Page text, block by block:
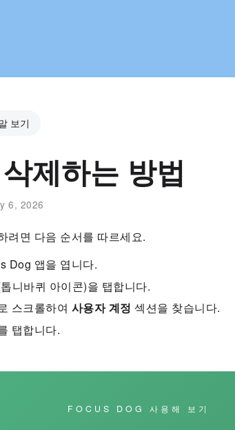
보기
제하는 방법
6, 2026
려면 다음 순서를 따르세요.
Dog 앱을 엽니다.
니바퀴 아이콘)을 탭합니다.
스크롤하여 사용자 계정 섹션을 찾습니다.
탭합니다.
FOCUS DOG 사용해 보기